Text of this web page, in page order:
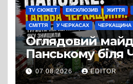
TV СЮЖЕТ ЕКСКЛЮЗИВ ЖИТТЯ
СМІТТЯ У ЧЕРКАСАХ ЧЕРКАЩИНА
Оглядовий
Панському біля
перетворився
сміттєзвалище
07.08.2026 EDITOR